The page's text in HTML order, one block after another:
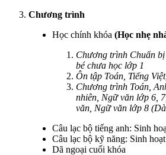
Chương trình
Học chính khóa (Học nhẹ
Chương trình Chuẩn
bé chưa học lớp 1
Ôn tập Toán, Tiếng
Chương trình Toán,
nhiên, Ngữ văn lớp 6,
văn, Ngữ văn lớp 8
Câu lạc bộ tiếng anh: Sinh
Câu lạc bộ kỹ năng: Sinh
Dã ngoại cuối khóa